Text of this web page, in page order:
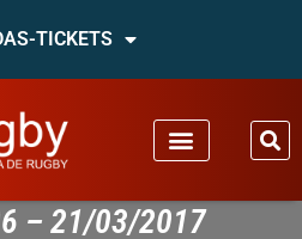
TICKETS
– 21/03/2017